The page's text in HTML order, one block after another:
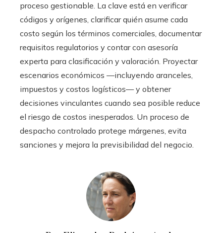
proceso gestionable. La clave está en verificar
códigos y orígenes, clarificar quién asume cada
costo según los términos comerciales, documentar
requisitos regulatorios y contar con asesoría
experta para clasificación y valoración. Proyectar
escenarios económicos —incluyendo aranceles,
impuestos y costos logísticos— y obtener
decisiones vinculantes cuando sea posible reduce
el riesgo de costos inesperados. Un proceso de
despacho controlado protege márgenes, evita
sanciones y mejora la previsibilidad del negocio.